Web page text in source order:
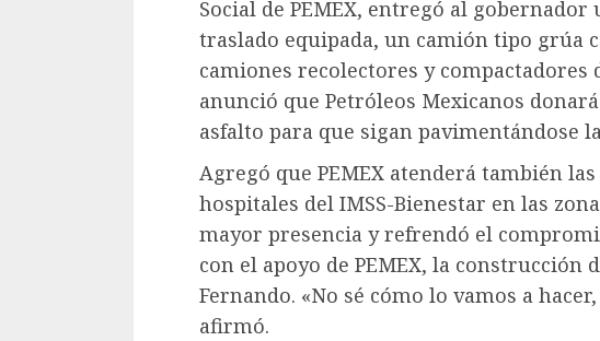
Social de PEMEX, entregó al gobernador
traslado equipada, un camión tipo grúa
camiones recolectores y compactadores
anunció que Petróleos Mexicanos
asfalto para que sigan pavimentándose
Agregó que PEMEX atenderá también
hospitales del IMSS-Bienestar en las
mayor presencia y refrendó el
con el apoyo de PEMEX, la construcción
Fernando. «No sé cómo lo vamos a
afirmó.